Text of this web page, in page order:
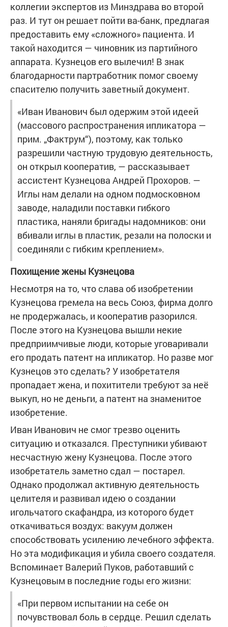
коллегии экспертов из Минздрава во второй
раз. И тут он решает пойти ва-банк, предлагая
предоставить ему «сложного» пациента. И
такой находится — чиновник из партийного
аппарата. Кузнецов его вылечил! В знак
благодарности партработник помог своему
спасителю получить заветный документ.
«Иван Иванович был одержим этой идеей
(массового распространения ипликатора —
прим. „Фактрум“), поэтому, как только
разрешили частную трудовую деятельность,
он открыл кооператив, — рассказывает
ассистент Кузнецова Андрей Прохоров. —
Иглы нам делали на одном подмосковном
заводе, наладили поставки гибкого
пластика, наняли бригады надомников: они
вбивали иглы в пластик, резали на полоски и
соединяли с гибким креплением».
Похищение жены Кузнецова
Несмотря на то, что слава об изобретении
Кузнецова гремела на весь Союз, фирма долго
не продержалась, и кооператив разорился.
После этого на Кузнецова вышли некие
предприимчивые люди, которые уговаривали
его продать патент на ипликатор. Но разве мог
Кузнецов это сделать? У изобретателя
пропадает жена, и похитители требуют за неё
выкуп, но не деньги, а патент на знаменитое
изобретение.
Иван Иванович не смог трезво оценить
ситуацию и отказался. Преступники убивают
несчастную жену Кузнецова. После этого
изобретатель заметно сдал — постарел.
Однако продолжал активную деятельность
целителя и развивал идею о создании
игольчатого скафандра, из которого будет
откачиваться воздух: вакуум должен
способствовать усилению лечебного эффекта.
Но эта модификация и убила своего создателя.
Вспоминает Валерий Пуков, работавший с
Кузнецовым в последние годы его жизни:
«При первом испытании на себе он
почувствовал боль в сердце. Решил сделать